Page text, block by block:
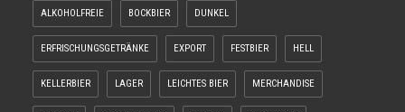
ALKOHOLFREIE BOCKBIER DUNKEL
ERFRISCHUNGSGETRÄNKE EXPORT FESTBIER HELL
KELLERBIER LAGER LEICHTES BIER MERCHANDISE